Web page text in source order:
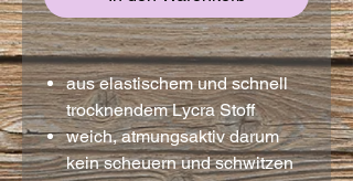
aus elastischem und schnell
trocknendem Lycra Stoff
weich, atmungsaktiv darum
kein scheuern und schwitzen